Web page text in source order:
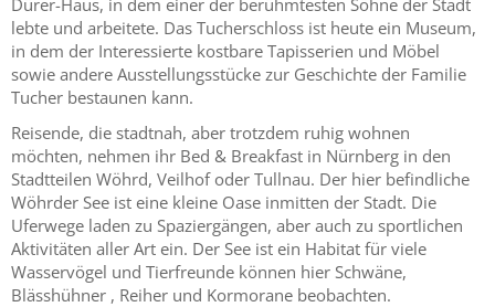
Dürer-Haus, in dem einer der berühmtesten Söhne der Stadt
lebte und arbeitete. Das Tucherschloss ist heute ein Museum,
in dem der Interessierte kostbare Tapisserien und Möbel
sowie andere Ausstellungsstücke zur Geschichte der Familie
Tucher bestaunen kann.
Reisende, die stadtnah, aber trotzdem ruhig wohnen
möchten, nehmen ihr Bed & Breakfast in Nürnberg in den
Stadtteilen Wöhrd, Veilhof oder Tullnau. Der hier befindliche
Wöhrder See ist eine kleine Oase inmitten der Stadt. Die
Uferwege laden zu Spaziergängen, aber auch zu sportlichen
Aktivitäten aller Art ein. Der See ist ein Habitat für viele
Wasservögel und Tierfreunde können hier Schwäne,
Blässhühner , Reiher und Kormorane beobachten.